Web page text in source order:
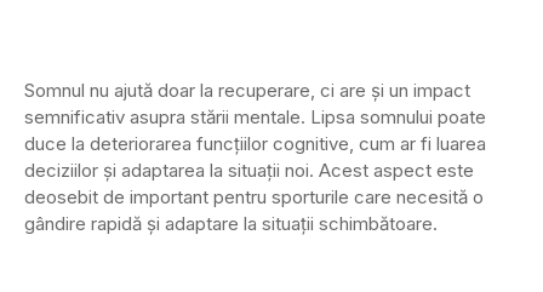
Somnul nu ajută doar la recuperare, ci are și un impact
semnificativ asupra stării mentale. Lipsa somnului poate
duce la deteriorarea funcțiilor cognitive, cum ar fi luarea
deciziilor și adaptarea la situații noi. Acest aspect este
deosebit de important pentru sporturile care necesită o
gândire rapidă și adaptare la situații schimbătoare.